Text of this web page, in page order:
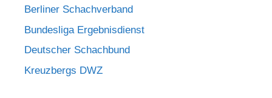
Berliner Schachverband
Bundesliga Ergebnisdienst
Deutscher Schachbund
Kreuzbergs DWZ